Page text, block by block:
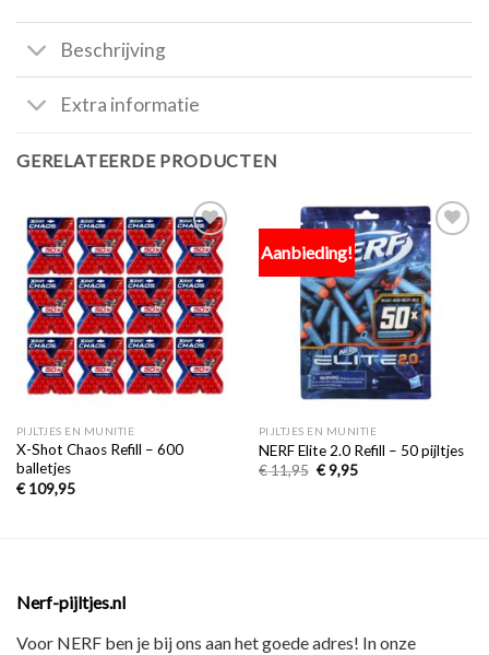
Beschrijving
Extra informatie
GERELATEERDE PRODUCTEN
Toevoegen
aan
verlanglijst
PIJLTJES EN MUNITIE
X-Shot Chaos Refill – 600
balletjes
€109,95
Aanbieding!
Toevoegen
aan
verlanglijst
PIJLTJES EN MUNITIE
NERF Elite 2.0 Refill – 50 pijltjes
€11,95 €9,95
Nerf-pijltjes.nl
Voor NERF ben je bij ons aan het goede adres! In onze